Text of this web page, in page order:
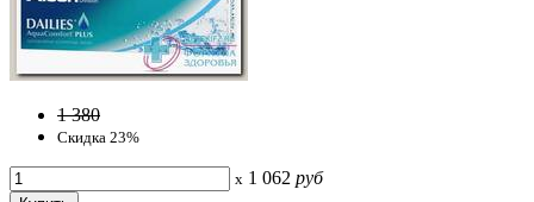
1 380
Скидка 23%
x 1 062 руб